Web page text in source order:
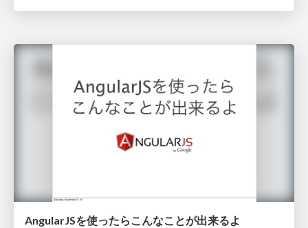
AngularJSを使ったらこんなことが出来るよ